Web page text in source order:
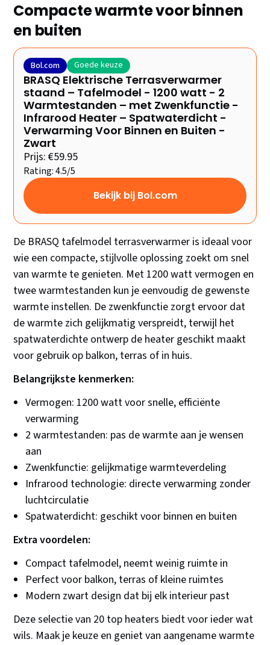
Compacte warmte voor binnen
en buiten
Bol.com Goede keuze
BRASQ Elektrische Terrasverwarmer
staand – Tafelmodel - 1200 watt - 2
Warmtestanden – met Zwenkfunctie -
Infrarood Heater – Spatwaterdicht -
Verwarming Voor Binnen en Buiten -
Zwart
Prijs: €59.95
Rating: 4.5/5
Bekijk bij Bol.com
De BRASQ tafelmodel terrasverwarmer is ideaal voor
wie een compacte, stijlvolle oplossing zoekt om snel
van warmte te genieten. Met 1200 watt vermogen en
twee warmtestanden kun je eenvoudig de gewenste
warmte instellen. De zwenkfunctie zorgt ervoor dat
de warmte zich gelijkmatig verspreidt, terwijl het
spatwaterdichte ontwerp de heater geschikt maakt
voor gebruik op balkon, terras of in huis.
Belangrijkste kenmerken:
Vermogen: 1200 watt voor snelle, efficiënte
verwarming
2 warmtestanden: pas de warmte aan je wensen
aan
Zwenkfunctie: gelijkmatige warmteverdeling
Infrarood technologie: directe verwarming zonder
luchtcirculatie
Spatwaterdicht: geschikt voor binnen en buiten
Extra voordelen:
Compact tafelmodel, neemt weinig ruimte in
Perfect voor balkon, terras of kleine ruimtes
Modern zwart design dat bij elk interieur past
Deze selectie van 20 top heaters biedt voor ieder wat
wils. Maak je keuze en geniet van aangename warmte